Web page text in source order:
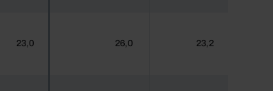
23,0 26,0 23,2